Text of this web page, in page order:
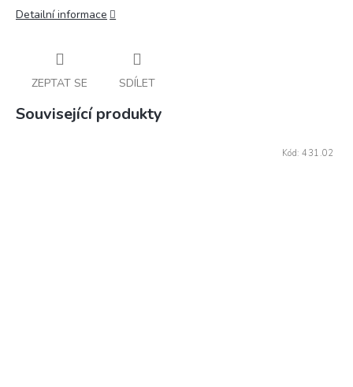
Detailní informace
ZEPTAT SE SDÍLET
Související produkty
Kód: 431.02